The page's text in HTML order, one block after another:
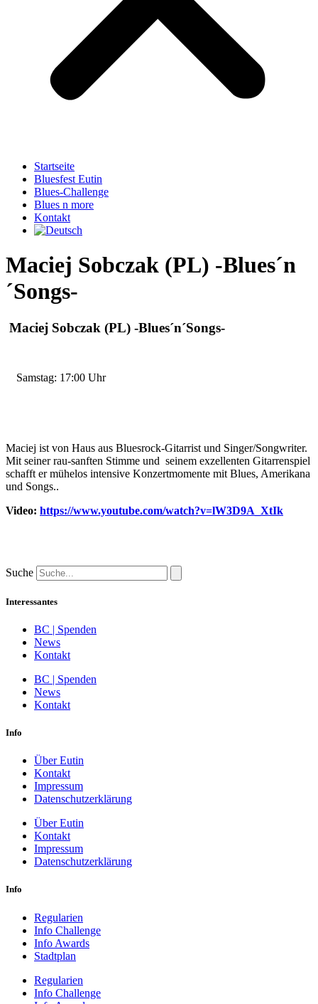
Startseite
Bluesfest Eutin
Blues-Challenge
Blues n more
Kontakt
Maciej Sobczak (PL) -Blues´n
´Songs-
Maciej Sobczak (PL) -Blues´n´Songs-
Samstag: 17:00 Uhr
Maciej ist von Haus aus Bluesrock-Gitarrist und Singer/Songwriter.
Mit seiner rau-sanften Stimme und seinem exzellenten Gitarrenspiel
schafft er mühelos intensive Konzertmomente mit Blues, Amerikana
und Songs..
Video: https://www.youtube.com/watch?v=lW3D9A_XtIk
Suche
Interessantes
BC | Spenden
News
Kontakt
BC | Spenden
News
Kontakt
Info
Über Eutin
Kontakt
Impressum
Datenschutzerklärung
Über Eutin
Kontakt
Impressum
Datenschutzerklärung
Info
Regularien
Info Challenge
Info Awards
Stadtplan
Regularien
Info Challenge